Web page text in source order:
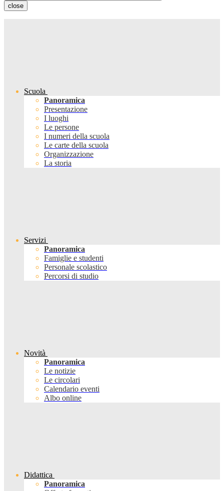
close
Scuola
Panoramica
Presentazione
I luoghi
Le persone
I numeri della scuola
Le carte della scuola
Organizzazione
La storia
Servizi
Panoramica
Famiglie e studenti
Personale scolastico
Percorsi di studio
Novità
Panoramica
Le notizie
Le circolari
Calendario eventi
Albo online
Didattica
Panoramica